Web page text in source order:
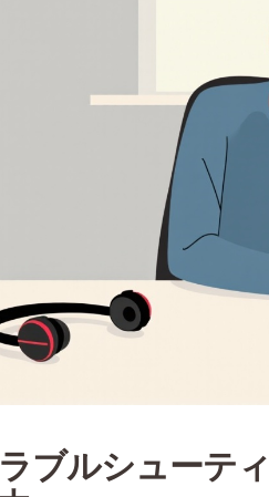
ラブルシューテ